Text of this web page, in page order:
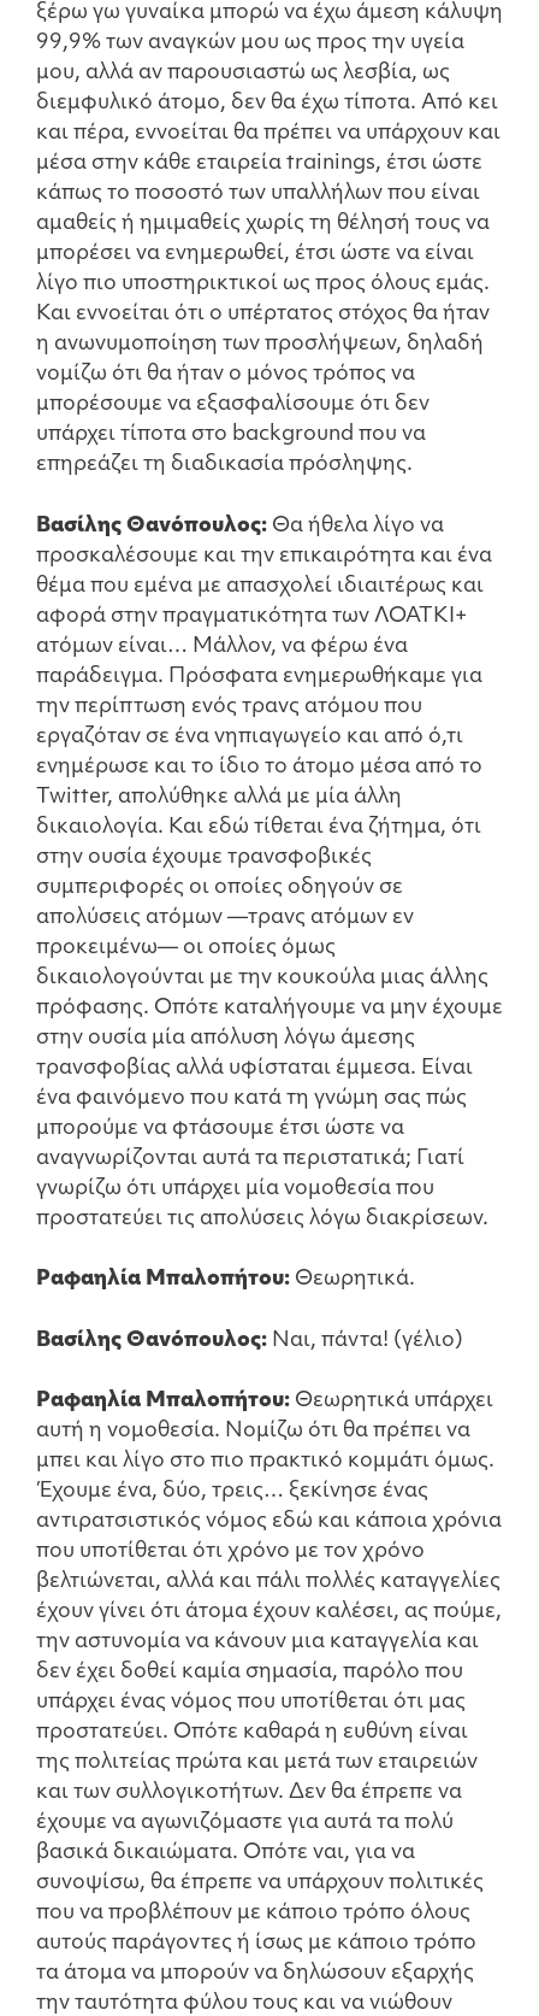
ξέρω γω γυναίκα μπορώ να έχω άμεση κάλυψη
99,9% των αναγκών μου ως προς την υγεία
μου, αλλά αν παρουσιαστώ ως λεσβία, ως
διεμφυλικό άτομο, δεν θα έχω τίποτα. Από κει
και πέρα, εννοείται θα πρέπει να υπάρχουν και
μέσα στην κάθε εταιρεία trainings, έτσι ώστε
κάπως το ποσοστό των υπαλλήλων που είναι
αμαθείς ή ημιμαθείς χωρίς τη θέλησή τους να
μπορέσει να ενημερωθεί, έτσι ώστε να είναι
λίγο πιο υποστηρικτικοί ως προς όλους εμάς.
Και εννοείται ότι ο υπέρτατος στόχος θα ήταν
η ανωνυμοποίηση των προσλήψεων, δηλαδή
νομίζω ότι θα ήταν ο μόνος τρόπος να
μπορέσουμε να εξασφαλίσουμε ότι δεν
υπάρχει τίποτα στο background που να
επηρεάζει τη διαδικασία πρόσληψης.
Βασίλης Θανόπουλος: Θα ήθελα λίγο να
προσκαλέσουμε και την επικαιρότητα και ένα
θέμα που εμένα με απασχολεί ιδιαιτέρως και
αφορά στην πραγματικότητα των ΛΟΑΤΚΙ+
ατόμων είναι… Mάλλον, να φέρω ένα
παράδειγμα. Πρόσφατα ενημερωθήκαμε για
την περίπτωση ενός τρανς ατόμου που
εργαζόταν σε ένα νηπιαγωγείο και από ό,τι
ενημέρωσε και το ίδιο το άτομο μέσα από το
Twitter, απολύθηκε αλλά με μία άλλη
δικαιολογία. Και εδώ τίθεται ένα ζήτημα, ότι
στην ουσία έχουμε τρανσφοβικές
συμπεριφορές οι οποίες οδηγούν σε
απολύσεις ατόμων —τρανς ατόμων εν
προκειμένω— οι οποίες όμως
δικαιολογούνται με την κουκούλα μιας άλλης
πρόφασης. Οπότε καταλήγουμε να μην έχουμε
στην ουσία μία απόλυση λόγω άμεσης
τρανσφοβίας αλλά υφίσταται έμμεσα. Είναι
ένα φαινόμενο που κατά τη γνώμη σας πώς
μπορούμε να φτάσουμε έτσι ώστε να
αναγνωρίζονται αυτά τα περιστατικά; Γιατί
γνωρίζω ότι υπάρχει μία νομοθεσία που
προστατεύει τις απολύσεις λόγω διακρίσεων.
Ραφαηλία Μπαλοπήτου: Θεωρητικά.
Βασίλης Θανόπουλος: Ναι, πάντα! (γέλιο)
Ραφαηλία Μπαλοπήτου: Θεωρητικά υπάρχει
αυτή η νομοθεσία. Νομίζω ότι θα πρέπει να
μπει και λίγο στο πιο πρακτικό κομμάτι όμως.
Έχουμε ένα, δύο, τρεις… ξεκίνησε ένας
αντιρατσιστικός νόμος εδώ και κάποια χρόνια
που υποτίθεται ότι χρόνο με τον χρόνο
βελτιώνεται, αλλά και πάλι πολλές καταγγελίες
έχουν γίνει ότι άτομα έχουν καλέσει, ας πούμε,
την αστυνομία να κάνουν μια καταγγελία και
δεν έχει δοθεί καμία σημασία, παρόλο που
υπάρχει ένας νόμος που υποτίθεται ότι μας
προστατεύει. Οπότε καθαρά η ευθύνη είναι
της πολιτείας πρώτα και μετά των εταιρειών
και των συλλογικοτήτων. Δεν θα έπρεπε να
έχουμε να αγωνιζόμαστε για αυτά τα πολύ
βασικά δικαιώματα. Οπότε ναι, για να
συνοψίσω, θα έπρεπε να υπάρχουν πολιτικές
που να προβλέπουν με κάποιο τρόπο όλους
αυτούς παράγοντες ή ίσως με κάποιο τρόπο
τα άτομα να μπορούν να δηλώσουν εξαρχής
την ταυτότητα φύλου τους και να νιώθουν